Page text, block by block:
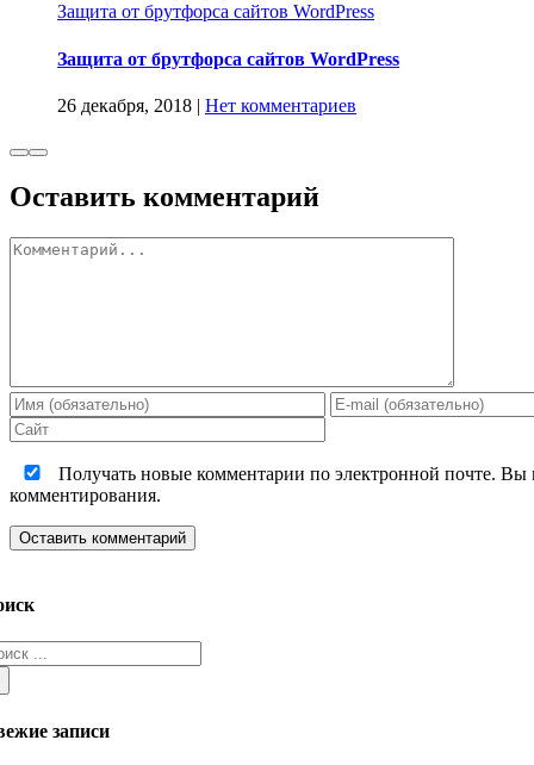
Защита от брутфорса сайтов WordPress
Защита от брутфорса сайтов WordPress
26 декабря, 2018 | Нет комментариев
Оставить комментарий
Комментарий
Получать новые комментарии по электронной почте.
комментирования.
записи